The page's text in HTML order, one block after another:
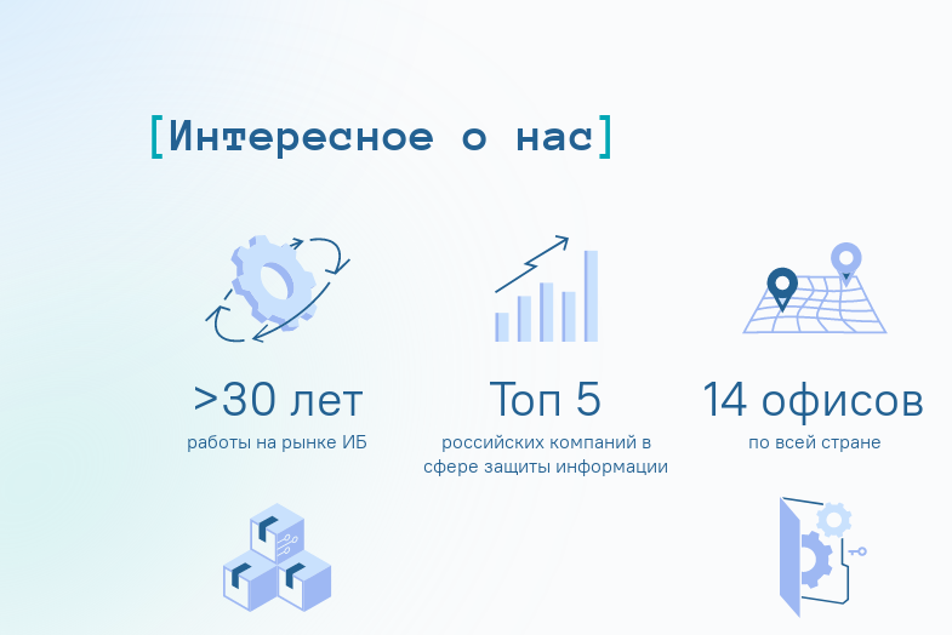
Интересное о нас
>30 лет
работы на рынке ИБ
Топ 5
российских компаний в
сфере защиты информации
14 офисов
по всей стране